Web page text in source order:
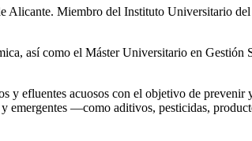
Alicante. Miembro del Instituto Universitario
así como el Máster Universitario en Gestión
y efluentes acuosos con el objetivo de
emergentes —como aditivos, pesticidas,